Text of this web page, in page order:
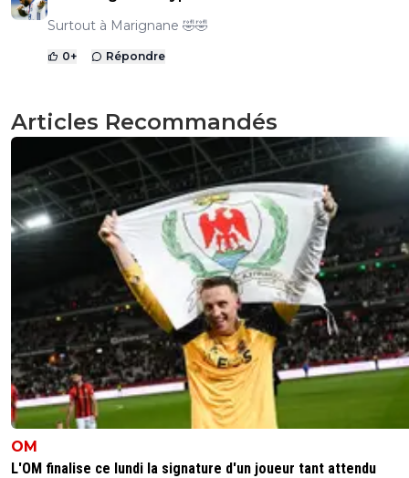
Surtout à Marignane 🤣🤣
0+ Répondre
Articles Recommandés
OM
L'OM finalise ce lundi la signature d'un joueur tant attendu